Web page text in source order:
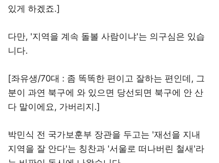
있게 하겠죠.]
다만, '지역을 계속 돌볼 사람이냐'는 의구심은 있습
니다.
[좌유생/70대 : 좀 똑똑한 편이고 잘하는 편인데, 그
분이 과연 북구에 와 있으면 당선되면 북구에 안 산
다 말이에요, 가버리지.]
박민식 전 국가보훈부 장관을 두고는 '재선을 지내
지역을 잘 안다'는 칭찬과 '서울로 떠나버린 철새'라